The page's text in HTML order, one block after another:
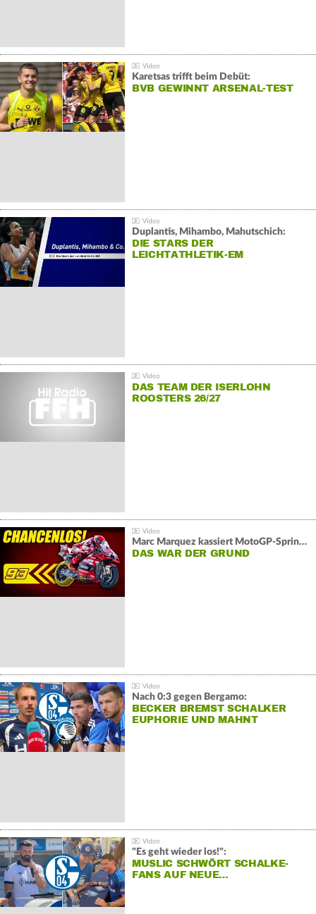
Karetsas trifft beim Debüt:
BVB GEWINNT ARSENAL-TEST
Duplantis, Mihambo, Mahutschich:
DIE STARS DER
LEICHTATHLETIK-EM
DAS TEAM DER ISERLOHN
ROOSTERS 26/27
Marc Marquez kassiert MotoGP-Sprint-Schlappe:
DAS WAR DER GRUND
Nach 0:3 gegen Bergamo:
BECKER BREMST SCHALKER
EUPHORIE UND MAHNT
"Es geht wieder los!":
MUSLIC SCHWÖRT SCHALKE-
FANS AUF NEUE…